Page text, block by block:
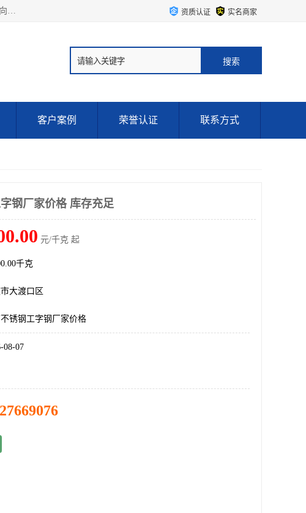
重庆仁邦钢材有限公司是西南地区钢铁物资企业家合资共同在重庆市成立的一家新型现代化钢铁销售公司；在如东部工业急剧向西部转移，西部大建工厂区及国家水利水电项目，我司力抓不断完善自我产品结构优化，让自己的钢铁产品广泛传播于这些大型再建项目 资质认证 实名商家
客户案例 荣誉认证 联系方式
钢厂家价格 库存充足
元/千克 起
千克
大渡口区
锈钢工字钢厂家价格
08-07